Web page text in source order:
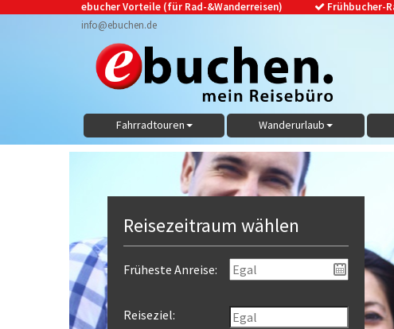
ebucher Vorteile (für Rad-&Wanderreisen) Frühbucher-
info@ebuchen.de
Fahrradtouren Wanderurlaub
Reisezeitraum wählen
Früheste Anreise:
Reiseziel: